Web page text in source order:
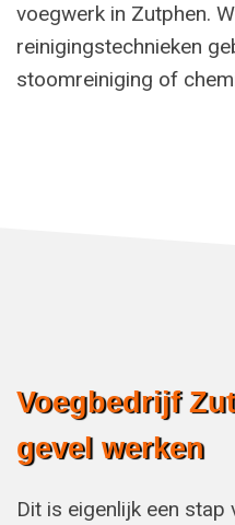
voegwerk in Zutphen.
reinigingstechnieken
stoomreiniging of
Voegbedrijf
gevel werken
Dit is eigenlijk een stap